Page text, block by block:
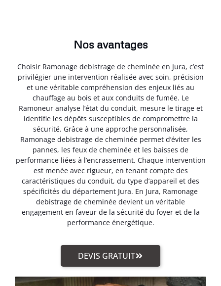
Nos avantages
Choisir Ramonage debistrage de cheminée en Jura, c’est
privilégier une intervention réalisée avec soin, précision
et une véritable compréhension des enjeux liés au
chauffage au bois et aux conduits de fumée. Le
Ramoneur analyse l’état du conduit, mesure le tirage et
identifie les dépôts susceptibles de compromettre la
sécurité. Grâce à une approche personnalisée,
Ramonage debistrage de cheminée permet d’éviter les
pannes, les feux de cheminée et les baisses de
performance liées à l’encrassement. Chaque intervention
est menée avec rigueur, en tenant compte des
caractéristiques du conduit, du type d’appareil et des
spécificités du département Jura. En Jura, Ramonage
debistrage de cheminée devient un véritable
engagement en faveur de la sécurité du foyer et de la
performance énergétique.
DEVIS GRATUIT